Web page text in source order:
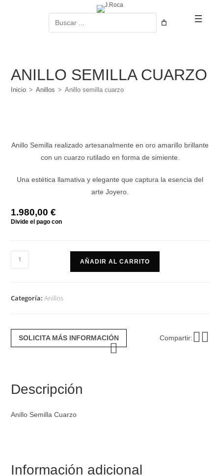
ANILLO SEMILLA CUARZO
Inicio > Anillos > Anillo semilla cuarzo
Anillo Semilla realizado artesanalmente en oro amarillo brillante
con un cuarzo rutilado en forma de simiente.
Una estética llamativa y elegante que captura la esencia del
arte Joyero.
1.980,00€
Anillo
semilla
AÑADIR AL CARRITO
Categoría:Anillos
SOLICITA MÁS INFORMACIÓN Compartir:
Descripción
Anillo Semilla Cuarzo
Información adicional